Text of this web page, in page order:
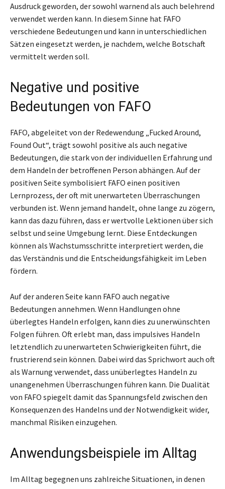
Ausdruck geworden, der sowohl warnend als auch belehrend
verwendet werden kann. In diesem Sinne hat FAFO
verschiedene Bedeutungen und kann in unterschiedlichen
Sätzen eingesetzt werden, je nachdem, welche Botschaft
vermittelt werden soll.
Negative und positive
Bedeutungen von FAFO
FAFO, abgeleitet von der Redewendung „Fucked Around,
Found Out“, trägt sowohl positive als auch negative
Bedeutungen, die stark von der individuellen Erfahrung und
dem Handeln der betroffenen Person abhängen. Auf der
positiven Seite symbolisiert FAFO einen positiven
Lernprozess, der oft mit unerwarteten Überraschungen
verbunden ist. Wenn jemand handelt, ohne lange zu zögern,
kann das dazu führen, dass er wertvolle Lektionen über sich
selbst und seine Umgebung lernt. Diese Entdeckungen
können als Wachstumsschritte interpretiert werden, die
das Verständnis und die Entscheidungsfähigkeit im Leben
fördern.
Auf der anderen Seite kann FAFO auch negative
Bedeutungen annehmen. Wenn Handlungen ohne
überlegtes Handeln erfolgen, kann dies zu unerwünschten
Folgen führen. Oft erlebt man, dass impulsives Handeln
letztendlich zu unerwarteten Schwierigkeiten führt, die
frustrierend sein können. Dabei wird das Sprichwort auch oft
als Warnung verwendet, dass unüberlegtes Handeln zu
unangenehmen Überraschungen führen kann. Die Dualität
von FAFO spiegelt damit das Spannungsfeld zwischen den
Konsequenzen des Handelns und der Notwendigkeit wider,
manchmal Risiken einzugehen.
Anwendungsbeispiele im Alltag
Im Alltag begegnen uns zahlreiche Situationen, in denen